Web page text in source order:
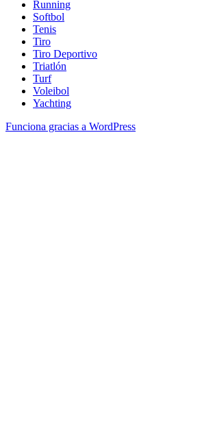
Running
Softbol
Tenis
Tiro
Tiro Deportivo
Triatlón
Turf
Voleibol
Yachting
Funciona gracias a WordPress